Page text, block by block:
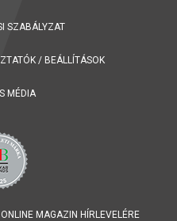
SZABÁLYZAT
/ BEÁLLÍTÁSOK
MÉDIA
MAGAZIN HÍRLEVELÉRE